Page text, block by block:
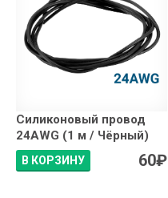
Силиконовый провод
24AWG (1 м / Чёрный)
В КОРЗИНУ 60₽